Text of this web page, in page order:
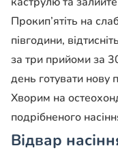
Прокип’ятіть на
півгодини,
за три прийоми за
день готувати нову
Хворим на
подрібненого
Відвар